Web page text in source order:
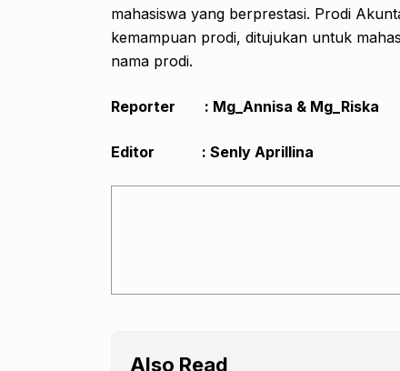
mahasiswa yang berprestasi. Prodi
kemampuan prodi, ditujukan untuk
nama prodi.
Reporter : Mg_Annisa & Mg_Riska
Editor : Senly Aprillina
Also Read